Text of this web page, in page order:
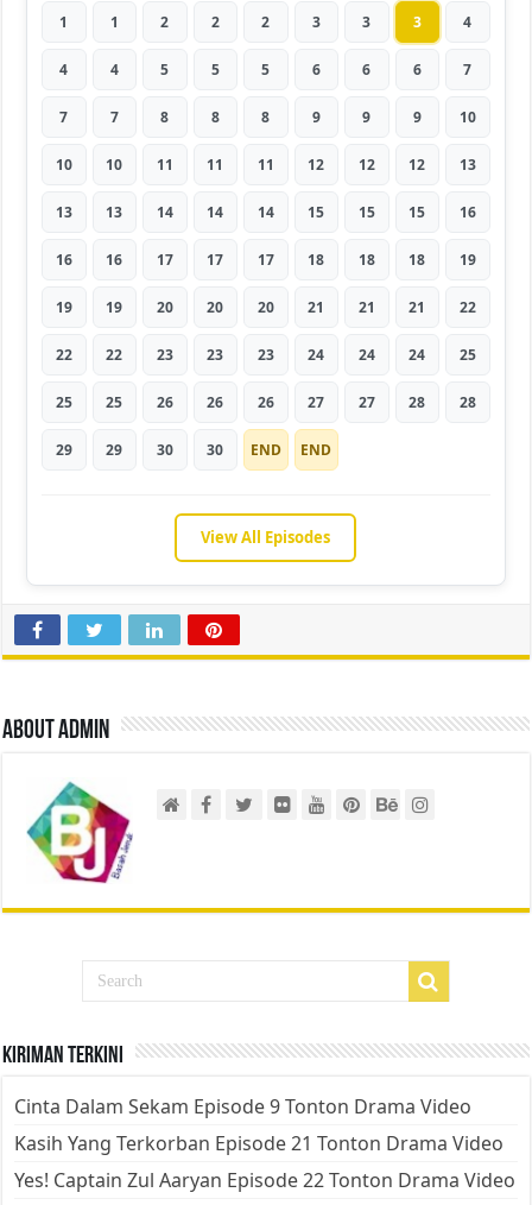
1 1 2 2 2 3 3 3 4
4 4 5 5 5 6 6 6 7
7 7 8 8 8 9 9 9 10
10 10 11 11 11 12 12 12 13
13 13 14 14 14 15 15 15 16
16 16 17 17 17 18 18 18 19
19 19 20 20 20 21 21 21 22
22 22 23 23 23 24 24 24 25
25 25 26 26 26 27 27 28 28
29 29 30 30 END END
View All Episodes
About admin
Kiriman Terkini
Cinta Dalam Sekam Episode 9 Tonton Drama Video
Kasih Yang Terkorban Episode 21 Tonton Drama Video
Yes! Captain Zul Aaryan Episode 22 Tonton Drama Video